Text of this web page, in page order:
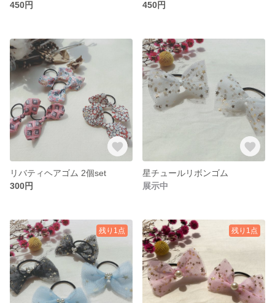
450円 450円
リバティヘアゴム 2個set
300円
星チュールリボンゴム
展示中
残り1点 残り1点